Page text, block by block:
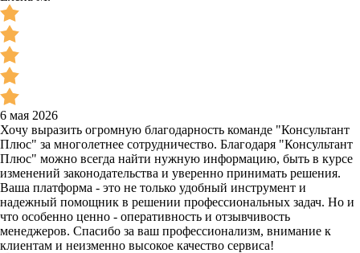
6 мая 2026
Хочу выразить огромную благодарность команде "Консультант
Плюс" за многолетнее сотрудничество. Благодаря "Консультант
Плюс" можно всегда найти нужную информацию, быть в курсе
изменений законодательства и уверенно принимать решения.
Ваша платформа - это не только удобный инструмент и
надежный помощник в решении профессиональных задач. Но и
что особенно ценно - оперативность и отзывчивость
менеджеров. Спасибо за ваш профессионализм, внимание к
клиентам и неизменно высокое качество сервиса!